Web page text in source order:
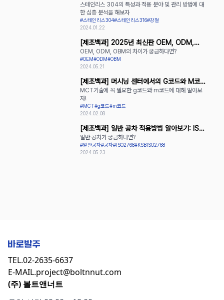
보자
스테인리스 304의 특성과 적용 분야 및 관리 방법에 대
한 심층 분석을 해보자
#스테인리스304#스테인리스316#강철
2024.01.22
[제조백과] 2025년 최신판 OEM, ODM,
OBM의 장단점 완벽 정리
OEM, ODM, OBM의 차이가 궁금하다면?
#OEM#ODM#OBM
2024.05.21
[제조백과] 머시닝 센터에서의 G코드와 M코드
활용
MCT기술에 꼭 필요한 g코드와 m코드에 대해 알아보
자!
#MCT#g코드#m코드
2024.02.08
[제조백과] 일반 공차 적용방법 알아보기: ISO
2768과 KS B ISO 2768
일반 공차가 궁금하다면?
#일반공차#공차#ISO2768#KSBISO2768
2024.05.23
TEL.02-2635-6637
E-MAIL.project@boltnnut.com
(주) 볼트앤너트